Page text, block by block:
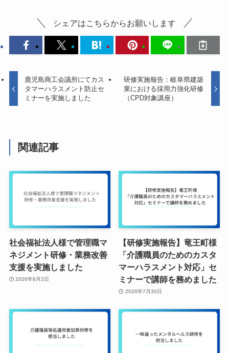
シェアはこちらからお願いします
鹿児島商工会議所にてカス
タマーハラスメント防止セ
ミナーを実施しました
研修実施報告：岐阜県建築
業における採用力強化研修
（CPD対象講座）
関連記事
社会福祉法人様で管理職マ
ネジメント研修・業務改善
支援を実施しました
2026年8月2日
【研修実施報告】竜王町様
「介護職員のためのカスタ
マーハラスメント対応」セ
ミナーで講師を務めました
2026年7月30日